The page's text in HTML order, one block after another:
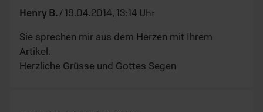
Henry B. / 19.04.2014, 13:14 Uhr
Sie sprechen mir aus dem Herzen mit Ihrem
Artikel.
Herzliche Grüsse und Gottes Segen